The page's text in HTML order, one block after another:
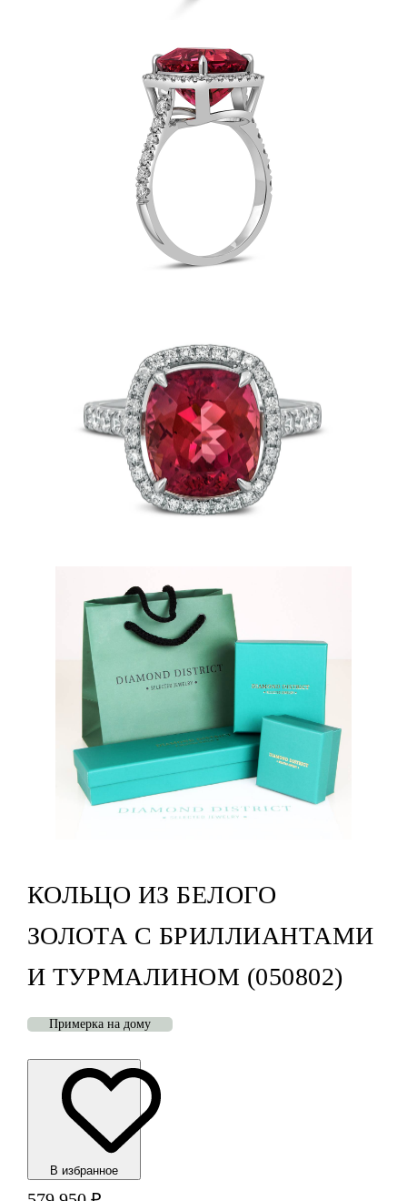
КОЛЬЦО ИЗ БЕЛОГО
ЗОЛОТА С БРИЛЛИАНТАМИ
И ТУРМАЛИНОМ (050802)
Примерка на дому
В избранноe